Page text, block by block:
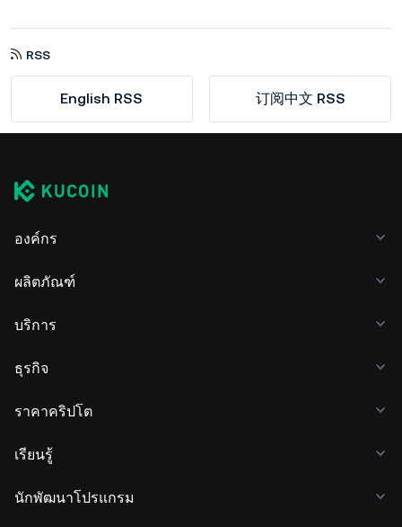
RSS
English RSS 订阅中文 RSS
องค์กร
ผลิตภัณฑ์
บริการ
ธุรกิจ
ราคาคริปโต
เรียนรู้
นักพัฒนาโปรแกรม